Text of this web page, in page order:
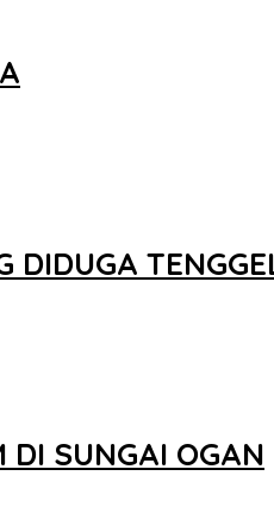
DI SUNGAI OGAN